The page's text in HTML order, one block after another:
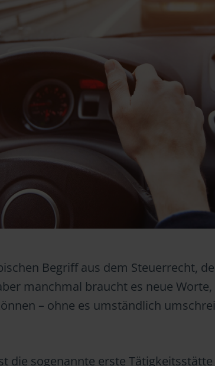
Begriff aus dem Steuerrecht,
manchmal braucht es neue Worte,
– ohne es umständlich
die sogenannte erste